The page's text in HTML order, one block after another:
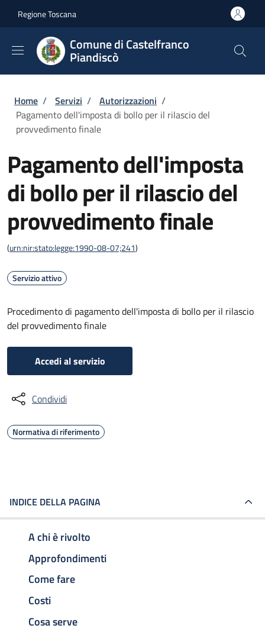
Regione Toscana
Comune di Castelfranco
Piandiscò
Briciole di pane
Home / Servizi / Autorizzazioni /
Pagamento dell'imposta di bollo per il rilascio del
provvedimento finale
Pagamento dell'imposta
di bollo per il rilascio del
provvedimento finale
(urn:nir:stato:legge:1990-08-07;241)
Servizio attivo
Procedimento di pagamento dell'imposta di bollo per il rilascio
del provvedimento finale
Accedi al servizio
Condividi
Normativa di riferimento
INDICE DELLA PAGINA
A chi è rivolto
Approfondimenti
Come fare
Costi
Cosa serve